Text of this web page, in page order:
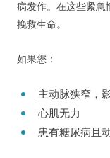
病发作。在这些紧急
挽救生命。
如果您：
主动脉狭窄，
心肌无力
患有糖尿病且